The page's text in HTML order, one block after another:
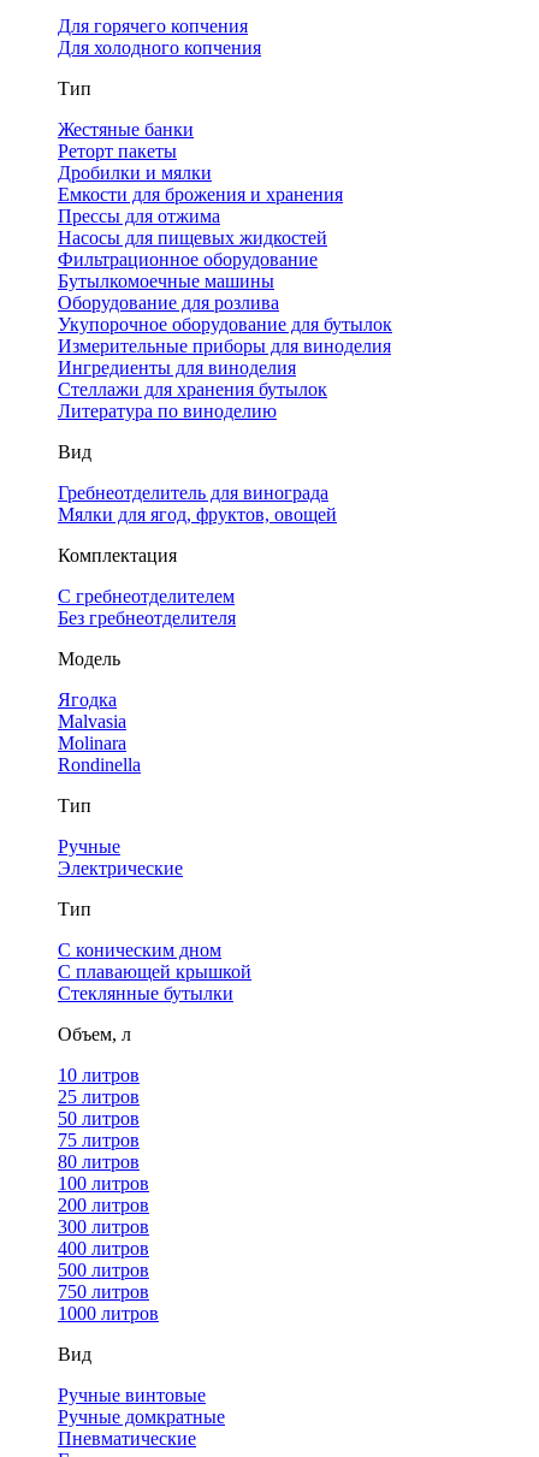
Для горячего копчения
Для холодного копчения
Тип
Жестяные банки
Реторт пакеты
Дробилки и мялки
Емкости для брожения и хранения
Прессы для отжима
Насосы для пищевых жидкостей
Фильтрационное оборудование
Бутылкомоечные машины
Оборудование для розлива
Укупорочное оборудование для бутылок
Измерительные приборы для виноделия
Ингредиенты для виноделия
Стеллажи для хранения бутылок
Литература по виноделию
Вид
Гребнеотделитель для винограда
Мялки для ягод, фруктов, овощей
Комплектация
С гребнеотделителем
Без гребнеотделителя
Модель
Ягодка
Malvasia
Molinara
Rondinella
Тип
Ручные
Электрические
Тип
С коническим дном
С плавающей крышкой
Стеклянные бутылки
Объем, л
10 литров
25 литров
50 литров
75 литров
80 литров
100 литров
200 литров
300 литров
400 литров
500 литров
750 литров
1000 литров
Вид
Ручные винтовые
Ручные домкратные
Пневматические